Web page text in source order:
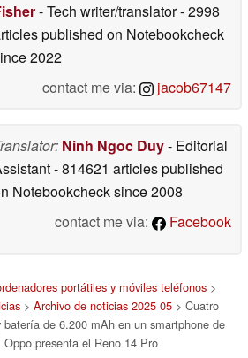
- Tech writer/translator- 2998
published on Notebookcheck
2022
contact me via:
jacob67147
Ninh Ngoc Duy- Editorial
- 814621 articles published
Notebookchecksince 2008
contact me via:
Facebook
portátiles y móviles teléfonos >
> Archivo de noticias 2025 05 > Cuatro
de 6.200 mAh en un smartphone de
presenta el Reno 14 Pro